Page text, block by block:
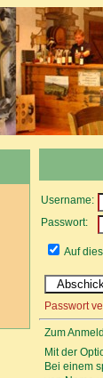
Username:
Passwort:
Auf
Passwort
Zum
Mit der
Bei einem